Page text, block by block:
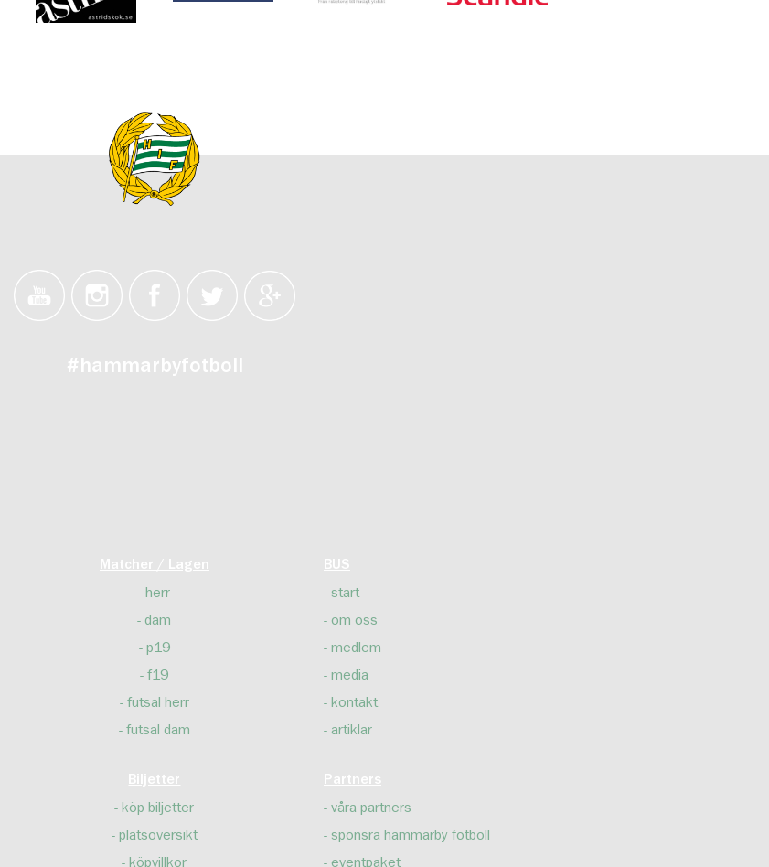
#hammarbyfotboll
Matcher / Lagen
herr
dam
p19
f19
futsal herr
futsal dam
Biljetter
köp biljetter
platsöversikt
köpvillkor
BUS
start
om oss
medlem
media
kontakt
artiklar
Partners
våra partners
sponsra hammarby fotboll
eventpaket